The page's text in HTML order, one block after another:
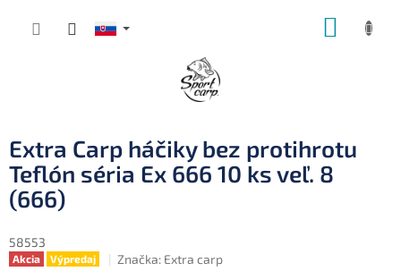
Extra Carp háčiky bez protihrotu
Teflón séria Ex 666 10 ks veľ. 8
(666)
58553
Akcia Výpredaj Značka: Extra carp